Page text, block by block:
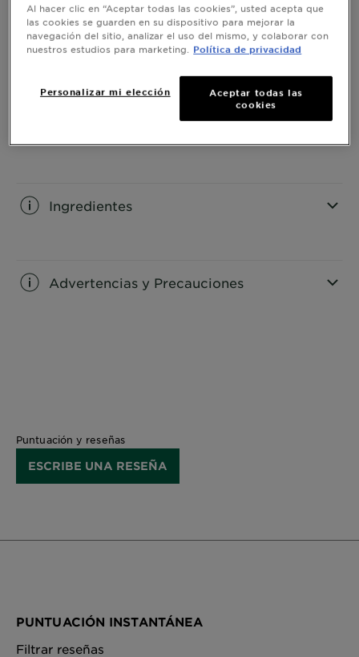
Información del producto
CLOSE SUBPANEL
Ingredientes
Advertencias y Precauciones
Puntuación y reseñas
ESCRIBE UNA RESEÑA
PUNTUACIÓN INSTANTÁNEA
Filtrar reseñas
Al hacer clic en “Aceptar todas las cookies”, usted acepta que
las cookies se guarden en su dispositivo para mejorar la
navegación del sitio, analizar el uso del mismo, y colaborar con
nuestros estudios para marketing. Política de privacidad
Aceptar todas las
cookies
Personalizar mi elección